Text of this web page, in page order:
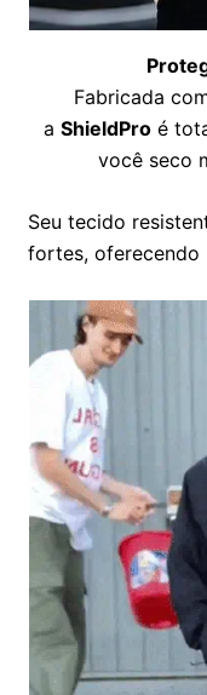
Fabricada
a ShieldProé
você seco
Seu tecido
fortes, oferecendo